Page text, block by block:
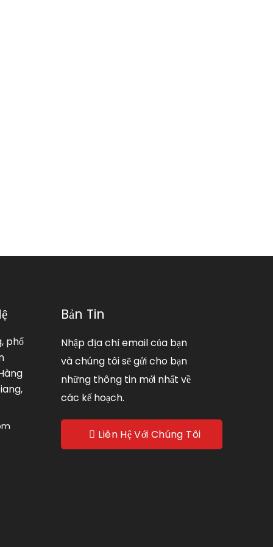
phố
Bản Tin
Nhập địa chỉ email của bạn
và chúng tôi sẽ gửi cho bạn
những thông tin mới nhất về
các kế hoạch.
Liên Hệ Với Chúng Tôi